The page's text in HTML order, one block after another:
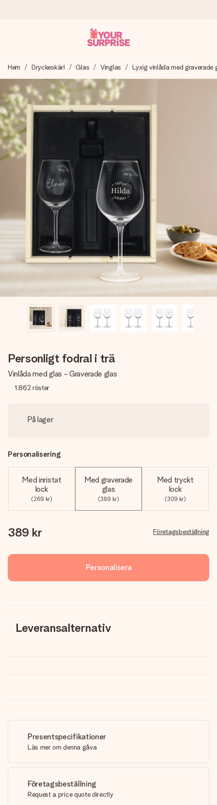
Vi skapar din gåva med omsorg och skickar den blixtsnabbt
– så att du kan ge den i precis rätt tid, när det betyder som
mest.
4,6 (baserat på +15 000 recensioner)
Våra gåvor inspirerar. Kunder ger oss 4,6 på Google
Reviews.
Gratis hälsning
Skapa något unikt med bara några få steg – med hennes
namn, ditt foto eller ett meddelande som verkligen berör
hennes hjärta. Inget krångel, bara med all kärlek för stunden.
Hem Dryckeskärl Glas Vinglas Lyxig vinlåda med graverade
Personligt fodral i trä
Vinlåda med glas - Graverade glas
1,862 röster
På lager
Personalisering
Med inristat
lock
(269 kr)
Med graverade
glas
(389 kr)
Med tryckt
lock
(309 kr)
389 kr Företagsbeställning
Personalisera
Leveransalternativ
Presentspecifikationer
Läs mer om denna gåva
Företagsbeställning
Request a price quote directly